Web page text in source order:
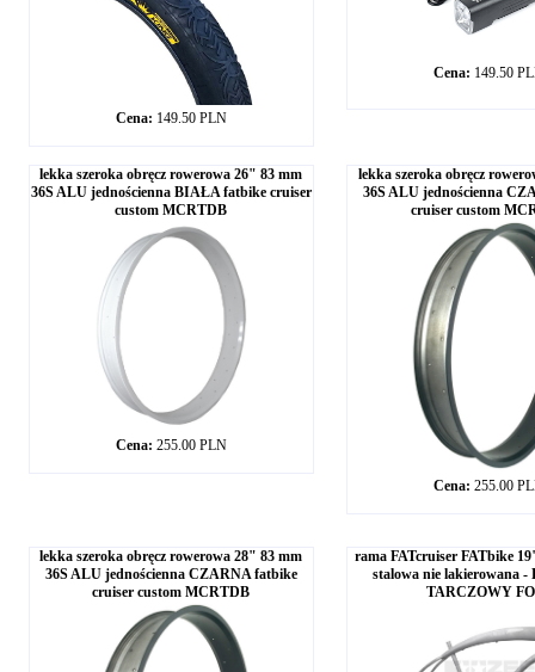
Cena: 149.50 PLN
Cena: 149.50
lekka szeroka obręcz rowerowa 26" 83 mm
36S ALU jednościenna BIAŁA fatbike cruiser
custom MCRTDB
Cena: 255.00 PLN
lekka szeroka obręcz
36S ALU jednościenna
cruiser custom
Cena: 255.00
lekka szeroka obręcz rowerowa 28" 83 mm
36S ALU jednościenna CZARNA fatbike
cruiser custom MCRTDB
rama FATcruiser FATbike
stalowa nie lakierowana
TARCZOWY